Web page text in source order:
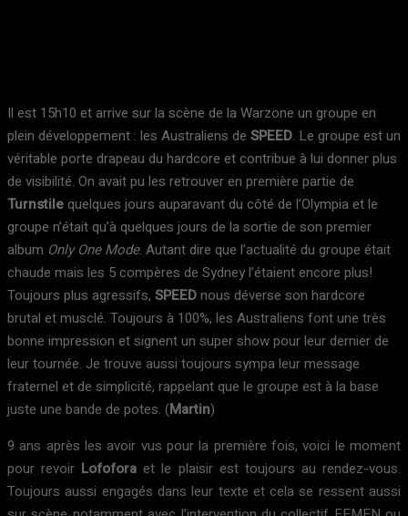
Il est 15h10 et arrive sur la scène de la Warzone un groupe en
plein développement : les Australiens de SPEED. Le groupe est un
véritable porte drapeau du hardcore et contribue à lui donner plus
de visibilité. On avait pu les retrouver en première partie de
Turnstilequelques jours auparavant du côté de l’Olympia et le
groupe n’était qu’à quelques jours de la sortie de son premier
album Only One Mode. Autant dire que l’actualité du groupe était
chaude mais les 5 compères de Sydney l’étaient encore plus!
Toujours plus agressifs, SPEEDnous déverse son hardcore
brutal et musclé. Toujours à 100%, les Australiens font une très
bonne impression et signent un super show pour leur dernier de
leur tournée. Je trouve aussi toujours sympa leur message
fraternel et de simplicité, rappelant que le groupe est à la base
juste une bande de potes. (Martin)
9 ans après les avoir vus pour la première fois, voici le moment
pour revoir Lofofora et le plaisir est toujours au rendez-vous.
Toujours aussi engagés dans leur texte et cela se ressent aussi